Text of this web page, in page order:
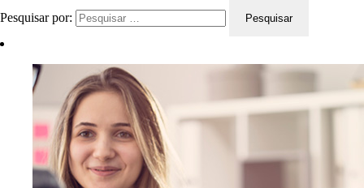
Pesquisar por: